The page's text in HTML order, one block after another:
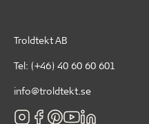
Troldtekt AB
Tel: (+46) 40 60 60 601
info@troldtekt.se